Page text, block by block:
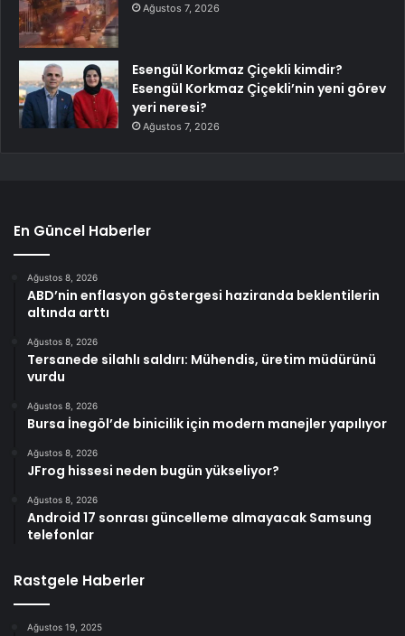
Ağustos 7, 2026
Esengül Korkmaz Çiçekli kimdir?
Esengül Korkmaz Çiçekli’nin yeni görev
yeri neresi?
Ağustos 7, 2026
En Güncel Haberler
Ağustos 8, 2026
ABD’nin enflasyon göstergesi haziranda beklentilerin
altında arttı
Ağustos 8, 2026
Tersanede silahlı saldırı: Mühendis, üretim müdürünü
vurdu
Ağustos 8, 2026
Bursa İnegöl’de binicilik için modern manejler yapılıyor
Ağustos 8, 2026
JFrog hissesi neden bugün yükseliyor?
Ağustos 8, 2026
Android 17 sonrası güncelleme almayacak Samsung
telefonlar
Rastgele Haberler
Ağustos 19, 2025